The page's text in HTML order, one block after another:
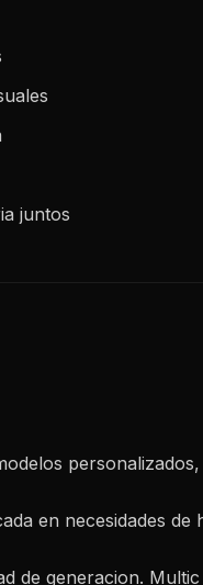
juntos
en necesidades
de generacion.